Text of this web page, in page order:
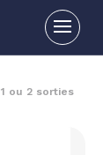
ou 2 sorties